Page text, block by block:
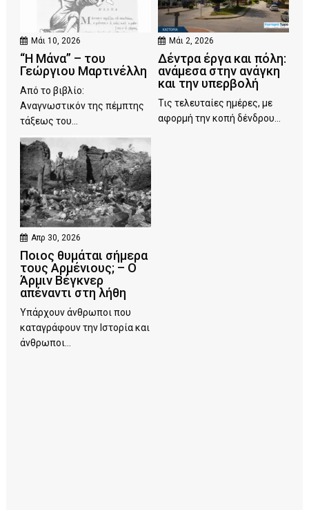
Μάι 10, 2026
“Η Μάνα” – του
Γεώργιου Μαρτινέλλη
Από το βιβλίο:
Αναγνωστικόν της πέμπτης
τάξεως του...
Μάι 2, 2026
Δέντρα έργα και πόλη:
ανάμεσα στην ανάγκη
και την υπερβολή
Τις τελευταίες ημέρες, με
αφορμή την κοπή δένδρου...
Απρ 30, 2026
Ποιος θυμάται σήμερα
τους Αρμένιους; – Ο
Άρμιν Βέγκνερ
απέναντι στη λήθη
Υπάρχουν άνθρωποι που
καταγράφουν την Ιστορία και
άνθρωποι...